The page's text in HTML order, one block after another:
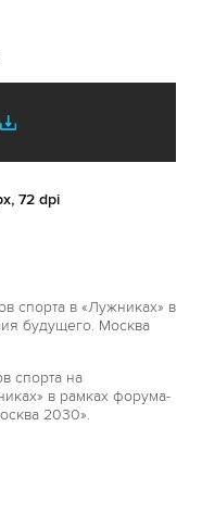
72 dpi
спорта в «Лужниках» в
будущего. Москва
спорта на
в рамках форума-
2030».